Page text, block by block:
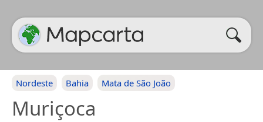
Nordeste Bahia Mata de São João
Muriçoca